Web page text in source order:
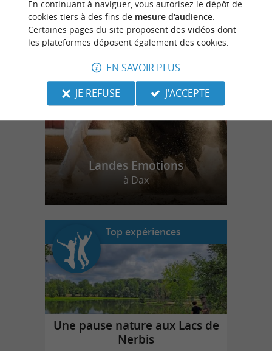
n
o
t
r
e
c
o
u
p
d
e
c
o
e
u
r
Landes Emotions
à Dax
Top expériences
Une pause nature aux Lacs de
Nerbis
En continuant à naviguer, vous autorisez le dépôt de
cookies tiers à des fins de mesure d'audience.
Certaines pages du site proposent des vidéosdont
les plateformes déposent également des cookies.
EN SAVOIR PLUS
JE REFUSE
J'ACCEPTE